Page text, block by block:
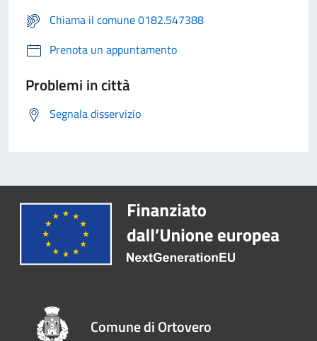
Chiama il comune 0182.547388
Prenota un appuntamento
Problemi in città
Segnala disservizio
Comune di Ortovero